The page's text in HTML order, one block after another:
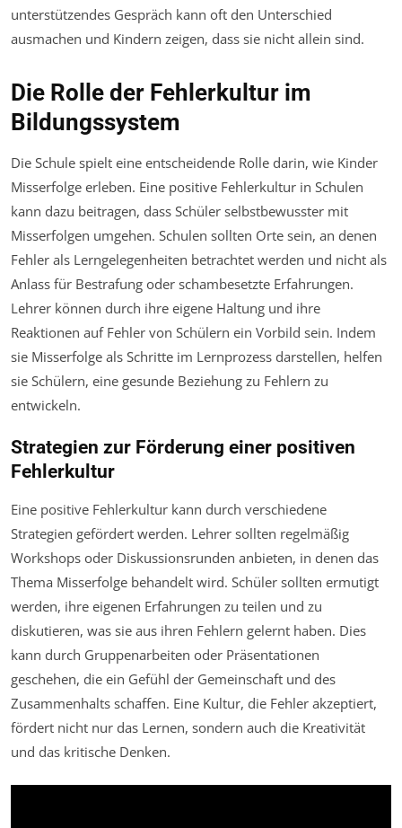
unterstützendes Gespräch kann oft den Unterschied
ausmachen und Kindern zeigen, dass sie nicht allein sind.
Die Rolle der Fehlerkultur im
Bildungssystem
Die Schule spielt eine entscheidende Rolle darin, wie Kinder
Misserfolge erleben. Eine positive Fehlerkultur in Schulen
kann dazu beitragen, dass Schüler selbstbewusster mit
Misserfolgen umgehen. Schulen sollten Orte sein, an denen
Fehler als Lerngelegenheiten betrachtet werden und nicht als
Anlass für Bestrafung oder schambesetzte Erfahrungen.
Lehrer können durch ihre eigene Haltung und ihre
Reaktionen auf Fehler von Schülern ein Vorbild sein. Indem
sie Misserfolge als Schritte im Lernprozess darstellen, helfen
sie Schülern, eine gesunde Beziehung zu Fehlern zu
entwickeln.
Strategien zur Förderung einer positiven
Fehlerkultur
Eine positive Fehlerkultur kann durch verschiedene
Strategien gefördert werden. Lehrer sollten regelmäßig
Workshops oder Diskussionsrunden anbieten, in denen das
Thema Misserfolge behandelt wird. Schüler sollten ermutigt
werden, ihre eigenen Erfahrungen zu teilen und zu
diskutieren, was sie aus ihren Fehlern gelernt haben. Dies
kann durch Gruppenarbeiten oder Präsentationen
geschehen, die ein Gefühl der Gemeinschaft und des
Zusammenhalts schaffen. Eine Kultur, die Fehler akzeptiert,
fördert nicht nur das Lernen, sondern auch die Kreativität
und das kritische Denken.